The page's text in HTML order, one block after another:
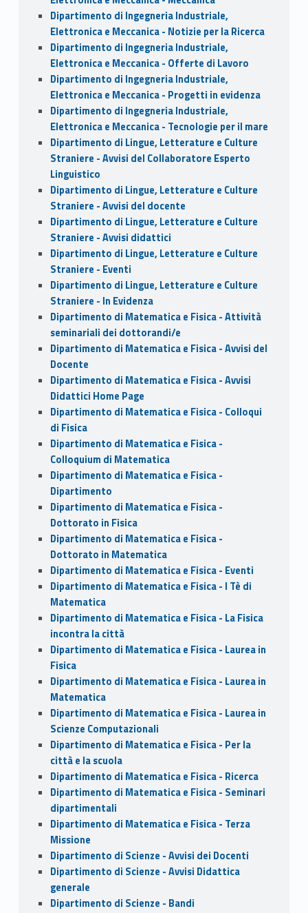
Dipartimento di Ingegneria Industriale,
Elettronica e Meccanica - Notizie per la Ricerca
Dipartimento di Ingegneria Industriale,
Elettronica e Meccanica - Offerte di Lavoro
Dipartimento di Ingegneria Industriale,
Elettronica e Meccanica - Progetti in evidenza
Dipartimento di Ingegneria Industriale,
Elettronica e Meccanica - Tecnologie per il mare
Dipartimento di Lingue, Letterature e Culture
Straniere - Avvisi del Collaboratore Esperto
Linguistico
Dipartimento di Lingue, Letterature e Culture
Straniere - Avvisi del docente
Dipartimento di Lingue, Letterature e Culture
Straniere - Avvisi didattici
Dipartimento di Lingue, Letterature e Culture
Straniere - Eventi
Dipartimento di Lingue, Letterature e Culture
Straniere - In Evidenza
Dipartimento di Matematica e Fisica - Attività
seminariali dei dottorandi/e
Dipartimento di Matematica e Fisica - Avvisi del
Docente
Dipartimento di Matematica e Fisica - Avvisi
Didattici Home Page
Dipartimento di Matematica e Fisica - Colloqui
di Fisica
Dipartimento di Matematica e Fisica -
Colloquium di Matematica
Dipartimento di Matematica e Fisica -
Dipartimento
Dipartimento di Matematica e Fisica -
Dottorato in Fisica
Dipartimento di Matematica e Fisica -
Dottorato in Matematica
Dipartimento di Matematica e Fisica - Eventi
Dipartimento di Matematica e Fisica - I Tè di
Matematica
Dipartimento di Matematica e Fisica - La Fisica
incontra la città
Dipartimento di Matematica e Fisica - Laurea in
Fisica
Dipartimento di Matematica e Fisica - Laurea in
Matematica
Dipartimento di Matematica e Fisica - Laurea in
Scienze Computazionali
Dipartimento di Matematica e Fisica - Per la
città e la scuola
Dipartimento di Matematica e Fisica - Ricerca
Dipartimento di Matematica e Fisica - Seminari
dipartimentali
Dipartimento di Matematica e Fisica - Terza
Missione
Dipartimento di Scienze - Avvisi dei Docenti
Dipartimento di Scienze - Avvisi Didattica
generale
Dipartimento di Scienze - Bandi